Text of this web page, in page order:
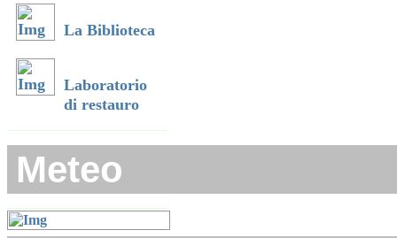
La Biblioteca
Laboratorio
di restauro
Meteo